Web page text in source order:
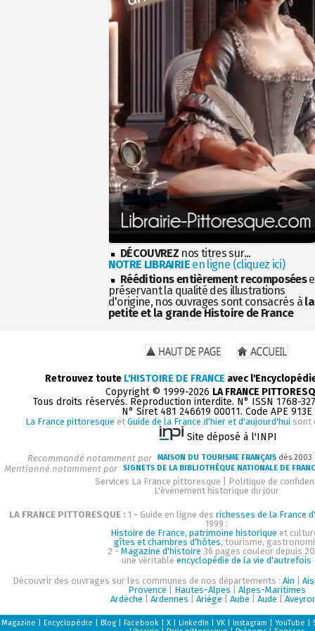
DÉCOUVREZ nos titres sur...
NOTRE LIBRAIRIEen ligne (cliquez ici)
Rééditions entièrement recomposées
préservant la qualité des illustrations
d'origine, nos ouvrages sont consacrés à la
petite et la grande Histoire de France
Retrouvez toute L'HISTOIRE DE FRANCE avec
Copyright © 1999-2026 LA FRANCE
Tous droits réservés. Reproduction interdite. N° ISSN 1768-
N° Siret 481 246619 00011. Code APE 913E
La France pittoresque et Guide de la France d'hier et d'aujourd'hui sont
Site déposé à l'INPI
Recommandé notamment par MAISON DU TOURISME FRANÇAIS dès
Mentionné notamment par SIGNETS DE LA BIBLIOTHÈQUE NATIONALE DE
Services La France pittoresque
Politique de
L'événement historique du jour
LA FRANCE PITTORESQUE : 1 - Guide en ligne des richesses de la France
1999 :
Histoire de France, patrimoine historique et
gîtes et chambres d'hôtes, tourisme,
2 - Magazine d'histoire 36 pages couleur depuis
une véritable encyclopédie de la vie d'autrefois
Découvrir des ouvrages sur les communes de nos départements : Ain
Provence
Hautes-Alpes
Alpes-Maritimes
Ardèche
Ardennes Ariège Aube Aude
Magazine Encyclopédie Blog| Facebook| X| LinkedIn VK| Instagram YouTube